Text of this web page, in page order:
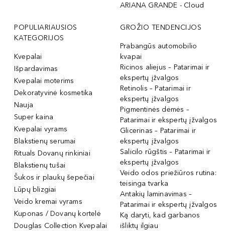
ARIANA GRANDE - Cloud
POPULIARIAUSIOS
KATEGORIJOS
Kvepalai
Išpardavimas
Kvepalai moterims
Dekoratyvinė kosmetika
Nauja
Super kaina
Kvepalai vyrams
Blakstienų serumai
Rituals Dovanų rinkiniai
Blakstienų tušai
Šukos ir plaukų šepečiai
Lūpų blizgiai
Veido kremai vyrams
Kuponas / Dovanų kortelė
Douglas Collection Kvepalai
GROŽIO TENDENCIJOS
Prabangūs automobilio
kvapai
Ricinos aliejus – Patarimai ir
ekspertų įžvalgos
Retinolis – Patarimai ir
ekspertų įžvalgos
Pigmentinės dėmės –
Patarimai ir ekspertų įžvalgos
Glicerinas – Patarimai ir
ekspertų įžvalgos
Salicilo rūgštis – Patarimai ir
ekspertų įžvalgos
Veido odos priežiūros rutina:
teisinga tvarka
Antakių laminavimas –
Patarimai ir ekspertų įžvalgos
Ką daryti, kad garbanos
išliktų ilgiau